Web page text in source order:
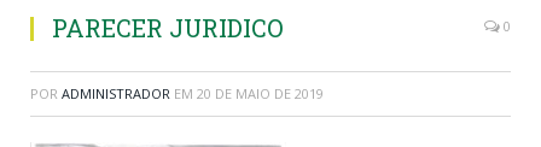
PARECER JURIDICO 0
POR ADMINISTRADOR EM 20 DE MAIO DE 2019